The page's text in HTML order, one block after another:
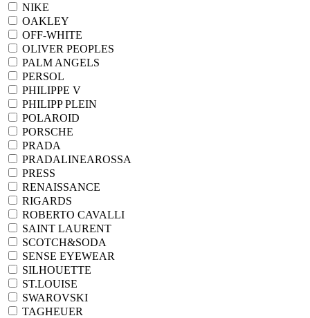
NIKE
OAKLEY
OFF-WHITE
OLIVER PEOPLES
PALM ANGELS
PERSOL
PHILIPPE V
PHILIPP PLEIN
POLAROID
PORSCHE
PRADA
PRADALINEAROSSA
PRESS
RENAISSANCE
RIGARDS
ROBERTO CAVALLI
SAINT LAURENT
SCOTCH&SODA
SENSE EYEWEAR
SILHOUETTE
ST.LOUISE
SWAROVSKI
TAGHEUER